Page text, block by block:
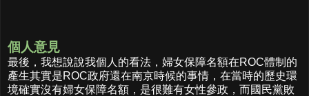
個人意見
最後，我想說說我個人的看法，婦女保障名額在ROC體制的
產生其實是ROC政府還在南京時候的事情，在當時的歷史環
境確實沒有婦女保障名額，是很難有女性參政，而國民黨敗